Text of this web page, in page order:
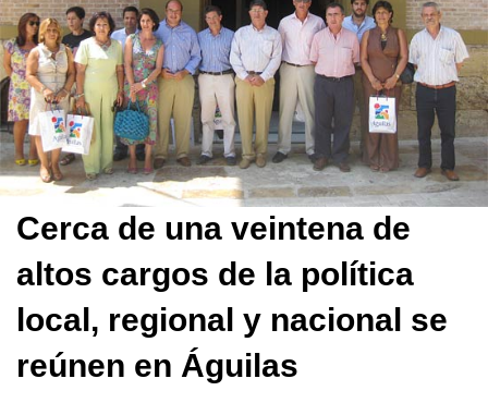
Cerca de una veintena de
altos cargos de la política
local, regional y nacional se
reúnen en Águilas